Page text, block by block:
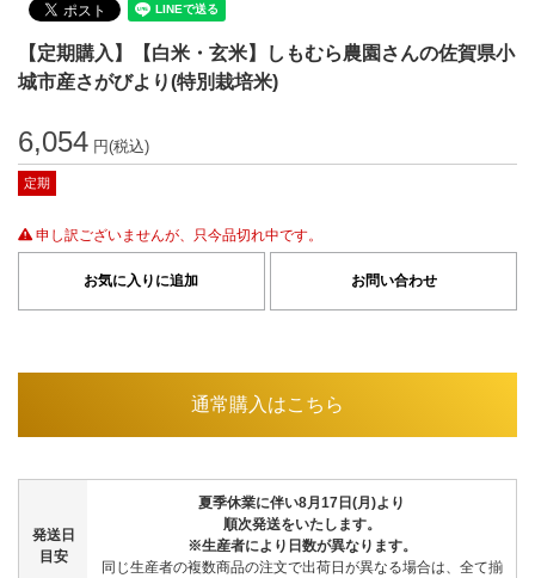
【定期購入】【白米・玄米】しもむら農園さんの佐賀県小
城市産さがびより(特別栽培米)
6,054 円(税込)
定期
申し訳ございませんが、只今品切れ中です。
お気に入りに追加 お問い合わせ
通常購入はこちら
発送日
目安
夏季休業に伴い8月17日(月)より
順次発送をいたします。
※生産者により日数が異なります。
同じ生産者の複数商品の注文で出荷日が異なる場合は、全て揃